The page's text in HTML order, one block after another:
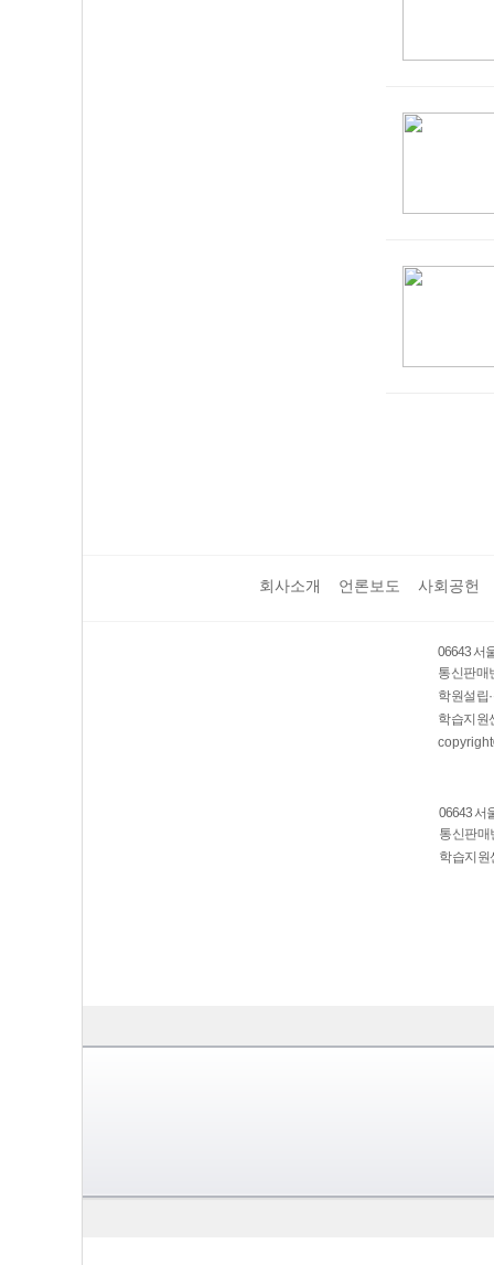
회사소개 언론보도 사회공헌
06643 서
통신판매
학원설립
학습지원
06643 서
통신판매
학습지원